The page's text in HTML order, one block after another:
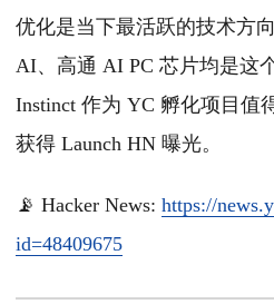
优化是当下最活跃的技术方
AI、高通 AI PC 芯片均是这
Instinct 作为 YC 孵化项目值
获得 Launch HN 曝光。
📡 Hacker News: https://
id=48409675